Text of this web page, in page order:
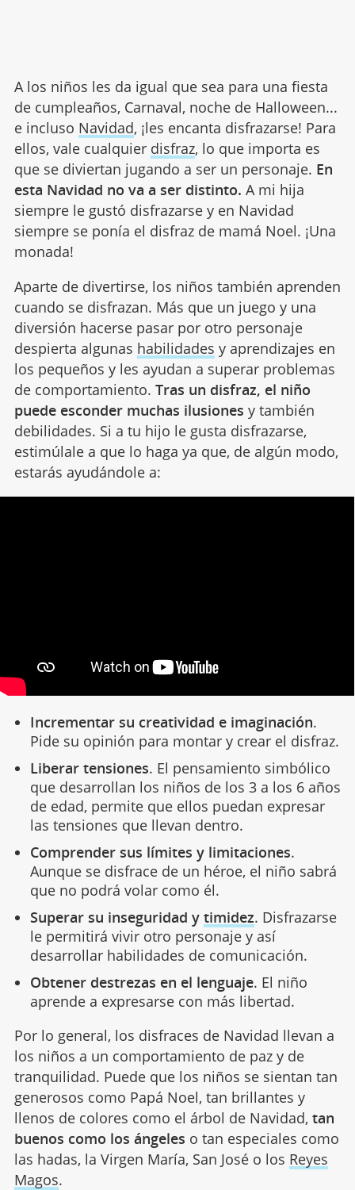
A los niños les da igual que sea para una fiesta
de cumpleaños, Carnaval, noche de Halloween...
e incluso Navidad, ¡les encanta disfrazarse! Para
ellos, vale cualquier disfraz, lo que importa es
que se diviertan jugando a ser un personaje. En
esta Navidad no va a ser distinto. A mi hija
siempre le gustó disfrazarse y en Navidad
siempre se ponía el disfraz de mamá Noel. ¡Una
monada!
Aparte de divertirse, los niños también aprenden
cuando se disfrazan. Más que un juego y una
diversión hacerse pasar por otro personaje
despierta algunas habilidades y aprendizajes en
los pequeños y les ayudan a superar problemas
de comportamiento. Tras un disfraz, el niño
puede esconder muchas ilusiones y también
debilidades. Si a tu hijo le gusta disfrazarse,
estimúlale a que lo haga ya que, de algún modo,
estarás ayudándole a:
Incrementar su creatividad e imaginación.
Pide su opinión para montar y crear el disfraz.
Liberar tensiones. El pensamiento simbólico
que desarrollan los niños de los 3 a los 6 años
de edad, permite que ellos puedan expresar
las tensiones que llevan dentro.
Comprender sus límites y limitaciones.
Aunque se disfrace de un héroe, el niño sabrá
que no podrá volar como él.
Superar su inseguridad y timidez. Disfrazarse
le permitirá vivir otro personaje y así
desarrollar habilidades de comunicación.
Obtener destrezas en el lenguaje. El niño
aprende a expresarse con más libertad.
Por lo general, los disfraces de Navidad llevan a
los niños a un comportamiento de paz y de
tranquilidad. Puede que los niños se sientan tan
generosos como Papá Noel, tan brillantes y
llenos de colores como el árbol de Navidad, tan
buenos como los ángeles o tan especiales como
las hadas, la Virgen María, San José o los Reyes
Magos.